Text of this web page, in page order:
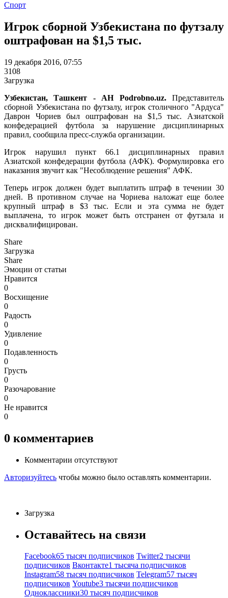
Спорт
Игрок сборной Узбекистана по футзалу
оштрафован на $1,5 тыс.
19 декабря 2016, 07:55
3108
Загрузка
Узбекистан, Ташкент - АН Podrobno.uz.Представитель
сборной Узбекистана по футзалу, игрок столичного "Ардуса"
Даврон Чориев был оштрафован на $1,5 тыс. Азиатской
конфедерацией футбола за нарушение дисциплинарных
правил, сообщила пресс-служба организации.
Игрок нарушил пункт 66.1 дисциплинарных правил
Азиатской конфедерации футбола (АФК). Формулировка его
наказания звучит как "Несоблюдение решения" АФК.
Теперь игрок должен будет выплатить штраф в течении 30
дней. В противном случае на Чориева наложат еще более
крупный штраф в $3 тыс. Если и эта сумма не будет
выплачена, то игрок может быть отстранен от футзала и
дисквалифицирован.
Share
Загрузка
Share
Эмоции от статьи
Нравится
0
Восхищение
0
Радость
0
Удивление
0
Подавленность
0
Грусть
0
Разочарование
0
Не нравится
0
0 комментариев
Комментарии отсутствуют
Авторизуйтесь чтобы можно было оставлять комментарии.
Загрузка
Оставайтесь на связи
Facebook65 тысяч подписчиков Twitter2 тысячи
подписчиков Вконтакте1 тысяча подписчиков
Instagram58 тысяч подписчиков Telegram57 тысяч
подписчиков Youtube3 тысячи подписчиков
Одноклассники30 тысяч подписчиков